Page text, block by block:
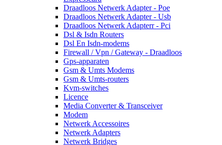
Draadloos Netwerk Adapter - Poe
Draadloos Netwerk Adapter - Usb
Draadloos Netwerk Adapterr - Pci
Dsl & Isdn Routers
Dsl En Isdn-modems
Firewall / Vpn / Gateway - Draadloos
Gps-apparaten
Gsm & Umts Modems
Gsm & Umts-routers
Kvm-switches
Licence
Media Converter & Transceiver
Modem
Netwerk Accessoires
Netwerk Adapters
Netwerk Bridges